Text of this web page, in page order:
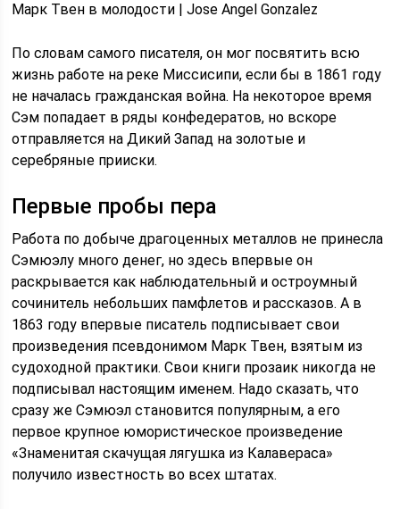
Марк Твен в молодости | Jose Angel Gonzalez
По словам самого писателя, он мог посвятить всю
жизнь работе на реке Миссисипи, если бы в 1861 году
не началась гражданская война. На некоторое время
Сэм попадает в ряды конфедератов, но вскоре
отправляется на Дикий Запад на золотые и
серебряные прииски.
Первые пробы пера
Работа по добыче драгоценных металлов не принесла
Сэмюэлу много денег, но здесь впервые он
раскрывается как наблюдательный и остроумный
сочинитель небольших памфлетов и рассказов. А в
1863 году впервые писатель подписывает свои
произведения псевдонимом Марк Твен, взятым из
судоходной практики. Свои книги прозаик никогда не
подписывал настоящим именем. Надо сказать, что
сразу же Сэмюэл становится популярным, а его
первое крупное юмористическое произведение
«Знаменитая скачущая лягушка из Калавераса»
получило известность во всех штатах.